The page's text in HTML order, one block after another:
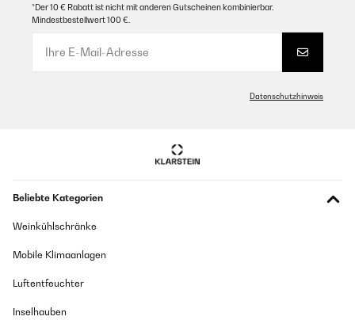
*Der 10 € Rabatt ist nicht mit anderen Gutscheinen kombinierbar.
Mindestbestellwert 100 €.
Datenschutzhinweis
Beliebte Kategorien
Weinkühlschränke
Mobile Klimaanlagen
Luftentfeuchter
Inselhauben